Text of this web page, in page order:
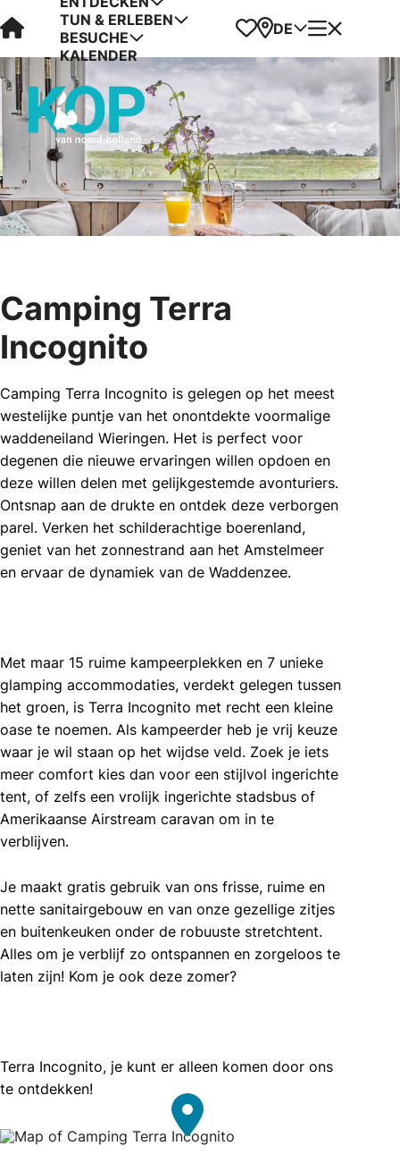
Visit Kop van Holland
TUN & ERLEBEN
BESUCHE
KALENDER
Favoriten
Karte
DE Menü
Camping Terra
Incognito
Camping Terra Incognito is gelegen op het meest
westelijke puntje van het onontdekte voormalige
waddeneiland Wieringen. Het is perfect voor
degenen die nieuwe ervaringen willen opdoen en
deze willen delen met gelijkgestemde avonturiers.
Ontsnap aan de drukte en ontdek deze verborgen
parel. Verken het schilderachtige boerenland,
geniet van het zonnestrand aan het Amstelmeer
en ervaar de dynamiek van de Waddenzee.
Met maar 15 ruime kampeerplekken en 7 unieke
glamping accommodaties, verdekt gelegen tussen
het groen, is Terra Incognito met recht een kleine
oase te noemen. Als kampeerder heb je vrij keuze
waar je wil staan op het wijdse veld. Zoek je iets
meer comfort kies dan voor een stijlvol ingerichte
tent, of zelfs een vrolijk ingerichte stadsbus of
Amerikaanse Airstream caravan om in te
verblijven.
Je maakt gratis gebruik van ons frisse, ruime en
nette sanitairgebouw en van onze gezellige zitjes
en buitenkeuken onder de robuuste stretchtent.
Alles om je verblijf zo ontspannen en zorgeloos te
laten zijn! Kom je ook deze zomer?
Terra Incognito, je kunt er alleen komen door ons
te ontdekken!